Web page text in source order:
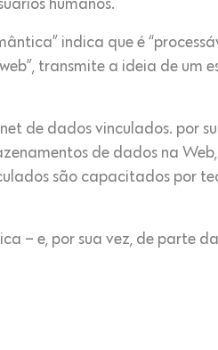
humanos.
indica que é
transmite a ideia de um
de dados vinculados. por
de dados na
são capacitados por
– e, por sua vez, de parte